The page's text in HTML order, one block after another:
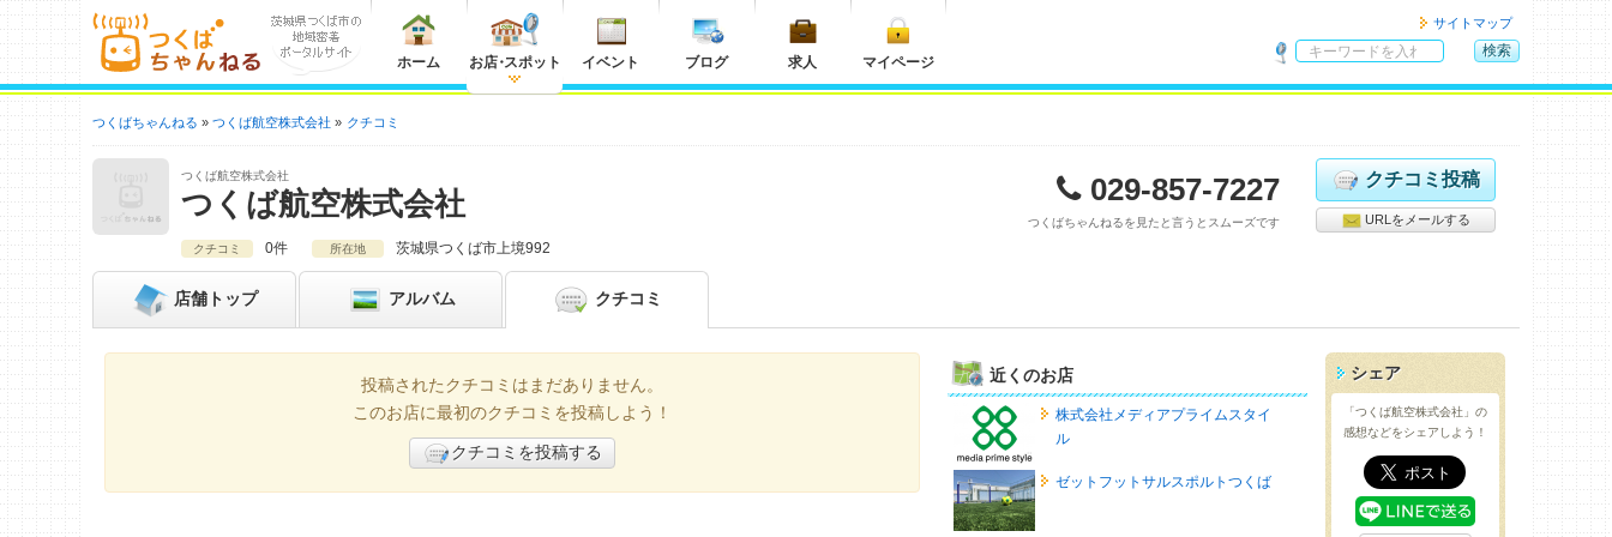
ホーム お店・スポット イベント ブログ 求人 マイページ
サイトマップ
内
索
検索
つくばちゃんねる つくば航空株式会社 クチコミ
つくば航空株式会社
つくば航空株式会社 029-857-7227
つくばちゃんねるを見たと言うとスムーズです
クチコミ投稿
URLをメールする
クチコミ 0件 所在地 茨城県つくば市上境992
店舗 トップ アルバム クチコミ
投稿されたクチコミはまだありません。
このお店に最初のクチコミを投稿しよう！
クチコミを投稿する
近くのお店
株式会社メディアプライムスタイ
ル
ゼットフットサルスポルトつくば
シェア
「つくば航空株式会社」の
感想などをシェアしよう！